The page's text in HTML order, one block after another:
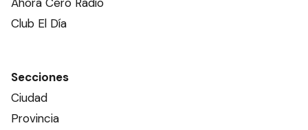
Club El Día
Secciones
Ciudad
Provincia